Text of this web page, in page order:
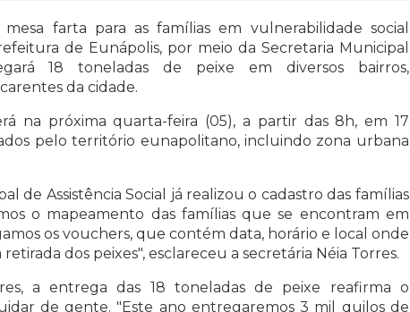
farta para as famílias em vulnerabilidade social
de Eunápolis, por meio da Secretaria Municipal
18 toneladas de peixe em diversos bairros,
da cidade.
na próxima quarta-feira (05), a partir das 8h, em 17
pelo território eunapolitano, incluindo zona urbana
de Assistência Social já realizou o cadastro das famílias
o mapeamento das famílias que se encontram em
os vouchers, que contém data, horário e local onde
dos peixes", esclareceu a secretária Néia Torres.
a entrega das 18 toneladas de peixe reafirma o
de gente. "Este ano entregaremos 3 mil quilos de